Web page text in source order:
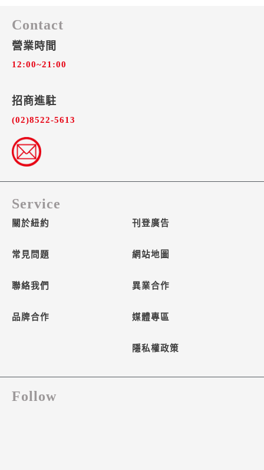
Contact
營業時間
12:00~21:00
招商進駐​
(02)8522-5613
Service
關於紐約
常見問題
聯絡我們
品牌合作
刊登廣告
網站地圖
異業合作
媒體專區
隱私權政策
Follow